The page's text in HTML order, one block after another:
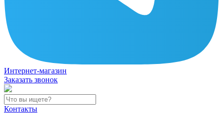
Интернет-магазин
Заказать звонок
Контакты